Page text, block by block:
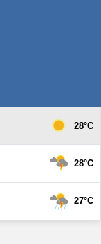
28°C
28°C
27°C